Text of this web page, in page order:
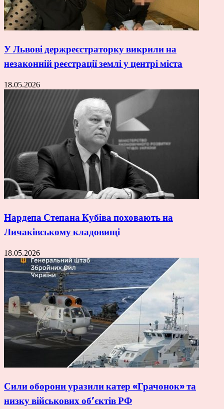
У Львові держреєстраторку викрили на
незаконній реєстрації землі у центрі міста
18.05.2026
Нардепа Степана Кубіва поховають на
Личаківському кладовищі
18.05.2026
Сили оборони уразили катер «Грачонок» та
низку військових об’єктів РФ